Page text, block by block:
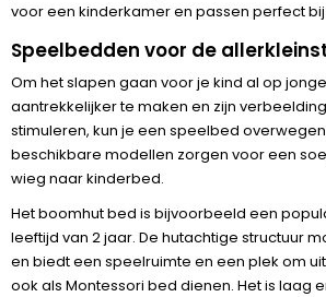
voor een kinderkamer en passen perfect
Speelbedden voor de
Om het slapen gaan voor je kind al op
aantrekkelijker te maken en zijn
stimuleren, kun je een speelbed
beschikbare modellen zorgen voor een
wieg naar kinderbed.
Het boomhut bed is bijvoorbeeld een
leeftijd van 2 jaar. De hutachtige structuur
en biedt een speelruimte en een plek om
ook als Montessori bed dienen. Het is laag